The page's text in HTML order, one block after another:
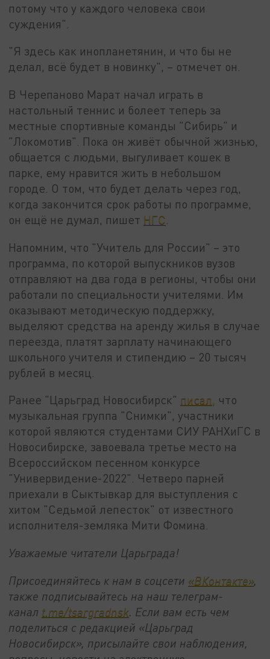
потому что у каждого человека свои
суждения".
"Я здесь как инопланетянин, и что бы не
делал, всё будет в новинку", – отмечет он.
В Черепаново Марат начал играть в
настольный теннис и болеет теперь за
местные спортивные команды "Сибирь" и
"Локомотив". Пока он живёт обычной жизнью,
общается с людьми, выгуливает кошек в
парке, ему нравится жить в небольшом
городе. О том, что будет делать через год,
когда закончится срок работы по программе,
он ещё не думал, пишет НГС
Напомним, что "Учитель для России" – это
программа, по которой выпускников вузов
отправляют на два года в регионы, чтобы они
работали по специальности учителями. Им
оказывают методическую поддержку,
выделяют средства на аренду жилья в случае
переезда, платят зарплату начинающего
школьного учителя и стипендию – 20 тысяч
рублей в месяц.
Ранее "Царьград Новосибирск" писал, что
музыкальная группа "Снимки", участники
которой являются студентами СИУ РАНХиГС в
Новосибирске, завоевала третье место на
Всероссийском песенном конкурсе
"Универвидение-2022". Четверо парней
приехали в Сыктывкар для выступления с
хитом "Седьмой лепесток" от известного
исполнителя-земляка Мити Фомина.
Уважаемые читатели Царьграда!
Присоединяйтесь к нам в соцсети «ВКонтакте»,
также подписывайтесь на наш телеграм-
канал t.me/tsargradnsk. Если вам есть чем
поделиться с редакцией «Царьград
Новосибирск», присылайте свои наблюдения,